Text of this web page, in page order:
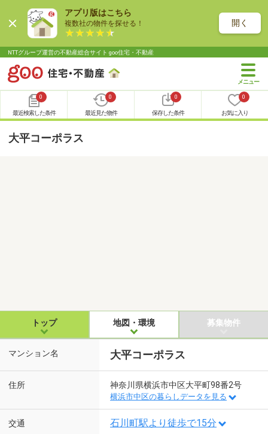
アプリ版はこちら
複数社の物件を探せる！ 開く
NTTグループ運営の不動産総合サイト goo住宅・不動産
0
最近検索した条件
0
最近見た物件
0
保存した条件
0
お気に入り
大平コーポラス
トップ 地図・環境 募集物件
マンション名 大平コーポラス
住所 神奈川県横浜市中区大平町98番2号
横浜市中区の暮らしデータを見る
交通 石川町駅より徒歩で15分